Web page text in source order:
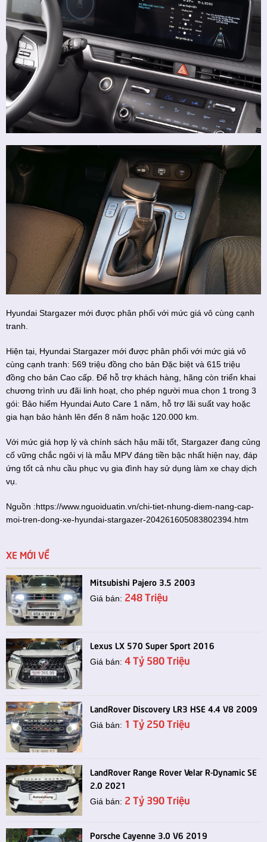
Hyundai Stargazer mới được phân phối với mức giá vô cùng cạnh
tranh.
Hiện tại, Hyundai Stargazer mới được phân phối với mức giá vô
cùng cạnh tranh: 569 triệu đồng cho bản Đặc biệt và 615 triệu
đồng cho bản Cao cấp. Để hỗ trợ khách hàng, hãng còn triển khai
chương trình ưu đãi linh hoạt, cho phép người mua chọn 1 trong 3
gói: Bảo hiểm Hyundai Auto Care 1 năm, hỗ trợ lãi suất vay hoặc
gia hạn bảo hành lên đến 8 năm hoặc 120.000 km.
Với mức giá hợp lý và chính sách hậu mãi tốt, Stargazer đang củng
cố vững chắc ngôi vị là mẫu MPV đáng tiền bậc nhất hiện nay, đáp
ứng tốt cả nhu cầu phục vụ gia đình hay sử dụng làm xe chạy dịch
vụ.
Nguồn :https://www.nguoiduatin.vn/chi-tiet-nhung-diem-nang-cap-
moi-tren-dong-xe-hyundai-stargazer-204261605083802394.htm
XE MỚI VỀ
Mitsubishi Pajero 3.5 2003
Giá bán: 248 Triệu
Lexus LX 570 Super Sport 2016
Giá bán:4 Tỷ 580 Triệu
LandRover Discovery LR3 HSE 4.4 V8 2009
Giá bán: 1 Tỷ 250 Triệu
LandRover Range Rover Velar R-Dynamic SE
2.0 2021
Giá bán: 2 Tỷ 390 Triệu
Porsche Cayenne 3.0 V6 2019